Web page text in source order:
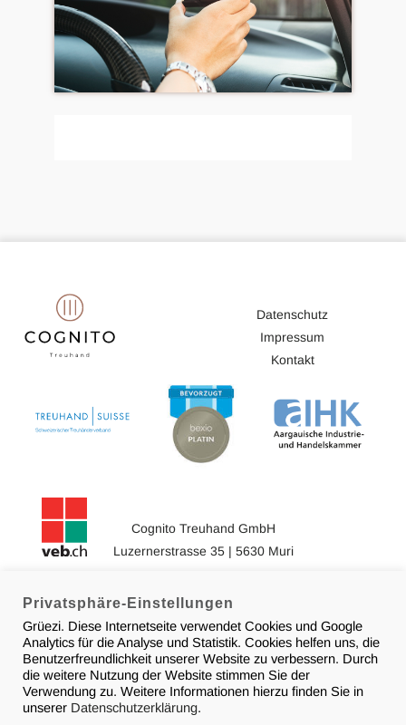
Datenschutz
Impressum
Kontakt
Cognito Treuhand GmbH
Luzernerstrasse 35 | 5630 Muri
info@cognito-treuhand.ch
© 2026 Cognito Treuhand
Design & Support by
Privatsphäre-Einstellungen
Grüezi. Diese Internetseite verwendet Cookies und Google
Analytics für die Analyse und Statistik. Cookies helfen uns, die
Benutzerfreundlichkeit unserer Website zu verbessern. Durch
die weitere Nutzung der Website stimmen Sie der
Verwendung zu. Weitere Informationen hierzu finden Sie in
unserer Datenschutzerklärung.